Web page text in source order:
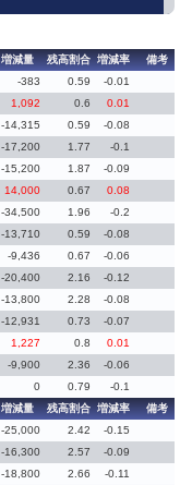
増減量 残高割合 増減率 備考
-383 0.59 -0.01
1,092 0.6 0.01
-14,315 0.59 -0.08
-17,200 1.77 -0.1
-15,200 1.87 -0.09
14,000 0.67 0.08
-34,500 1.96 -0.2
-13,710 0.59 -0.08
-9,436 0.67 -0.06
-20,400 2.16 -0.12
-13,800 2.28 -0.08
-12,931 0.73 -0.07
1,227 0.8 0.01
-9,900 2.36 -0.06
0 0.79 -0.1
増減量 残高割合 増減率 備考
-25,000 2.42 -0.15
-16,300 2.57 -0.09
-18,800 2.66 -0.11